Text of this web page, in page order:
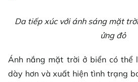
Da tiếp xúc với ánh sáng mặt
ửng đỏ
Ánh nắng mặt trời ở biển có thể
dày hơn và xuất hiện tình trạng